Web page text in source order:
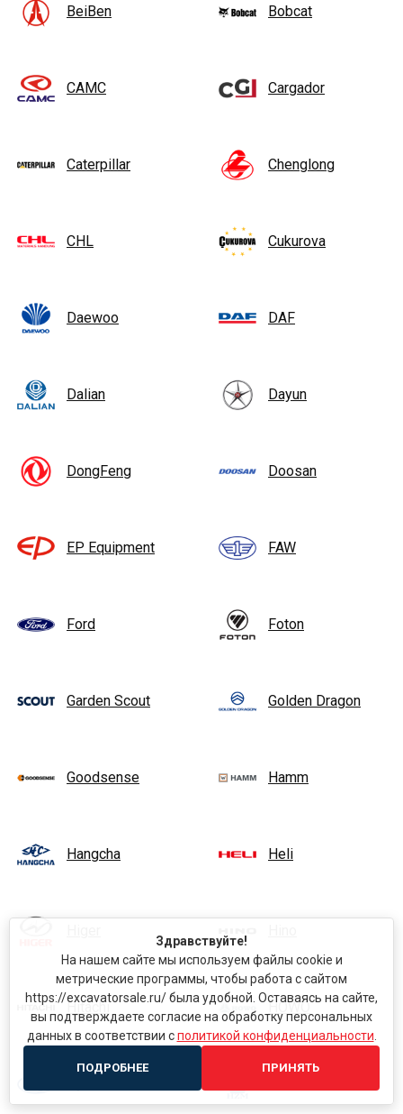
BeiBen Bobcat
CAMC Cargador
Caterpillar Chenglong
CHL Cukurova
Daewoo DAF
Dalian Dayun
DongFeng Doosan
EP Equipment FAW
Ford Foton
Garden Scout Golden Dragon
Goodsense Hamm
Hangcha Heli
Hitachi HOWO
Здравствуйте!
На нашем сайте мы используем файлы cookie и
метрические программы, чтобы работа с сайтом
https://excavatorsale.ru/ была удобной. Оставаясь на сайте,
вы подтверждаете согласие на обработку персональных
данных в соответствии сполитикой конфиденциальности
ПОДРОБНЕЕ ПРИНЯТЬ